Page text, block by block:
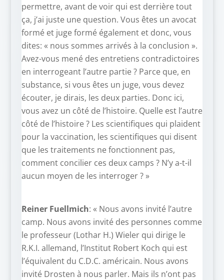
permettre, avant de voir qui est derrière tout
ça, j’ai juste une question. Vous êtes un avocat
formé et juge formé également et donc, vous
dites: « nous sommes arrivés à la conclusion ».
Avez-vous mené des entretiens contradictoires
en interrogeant l’autre partie ? Parce que, en
substance, si vous êtes un juge, vous devez
écouter, je dirais, les deux parties. Donc ici,
vous avez un côté de l’histoire. Quelle est l’autre
côté de l’histoire ? Les scientifiques qui plaident
pour la vaccination, les scientifiques qui disent
que les traitements ne fonctionnent pas,
comment concilier ces deux camps ? N’y a-t-il
aucun moyen de les interroger ? »
Reiner Fuellmich: « Nous avons invité l’autre
camp. Nous avons invité des personnes comme
le professeur (Lothar H.) Wieler qui dirige le
R.K.I. allemand, l’Institut Robert Koch qui est
l’équivalent du C.D.C. américain. Nous avons
invité Drosten à nous parler. Mais ils n’ont pas